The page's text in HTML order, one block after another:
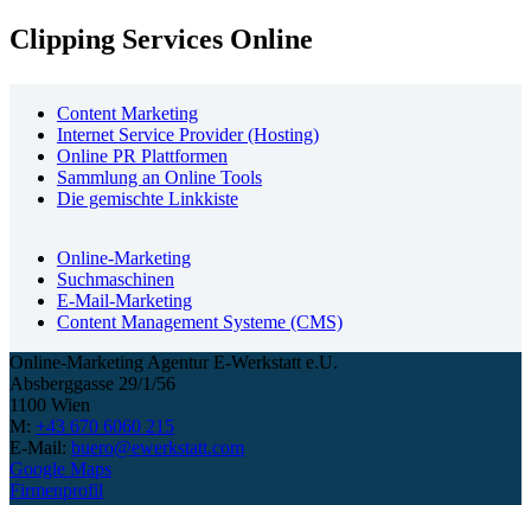
Clipping Services Online
Content Marketing
Internet Service Provider (Hosting)
Online PR Plattformen
Sammlung an Online Tools
Die gemischte Linkkiste
Online-Marketing
Suchmaschinen
E-Mail-Marketing
Content Management Systeme (CMS)
Online-Marketing Agentur E-Werkstatt e.U.
Absberggasse 29/1/56
1100 Wien
M: +43 670 6060 215
E-Mail: buero@ewerkstatt.com
Google Maps
Firmenprofil